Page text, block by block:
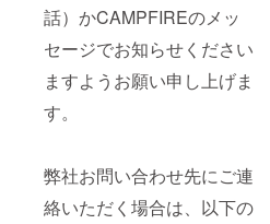
話）かCAMPFIREのメッ
セージでお知らせください
ますようお願い申し上げま
す。
弊社お問い合わせ先にご連
絡いただく場合は、以下の